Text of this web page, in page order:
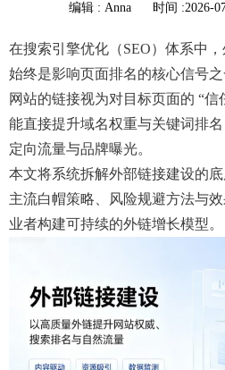
编辑 : Anna 时间 :2026-
在搜索引擎优化（SEO）体系中，
始终是影响页面排名的核心信号
网站的链接视为对目标页面的 “信
能直接提升域名权重与关键词排
定向流量与品牌曝光。
本文将系统拆解外部链接建设的底
主流白帽策略、风险规避方法与
业者构建可持续的外链增长模型。